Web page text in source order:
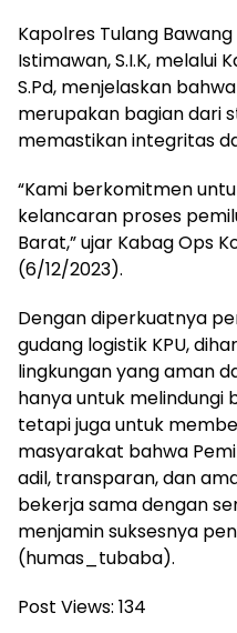
Kapolres Tulang Bawang
Istimawan, S.I.K, melalui
S.Pd, menjelaskan
merupakan bagian dari
memastikan integritas
“Kami berkomitmen
kelancaran proses
Barat,” ujar Kabag Ops
(6/12/2023).
Dengan diperkuatnya
gudang logistik KPU,
lingkungan yang aman
hanya untuk
tetapi juga untuk
masyarakat bahwa
adil, transparan, dan
bekerja sama dengan
menjamin suksesnya
(humas_tubaba).
Post Views: 134